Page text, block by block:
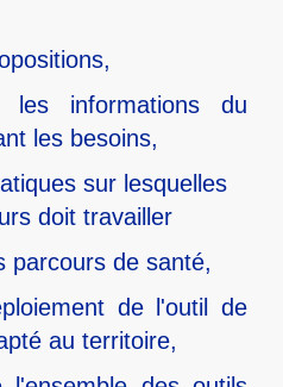
les informations du
les besoins,​
sur lesquelles
doit travailler​
parcours de santé,​
de l'outil de
au territoire,​